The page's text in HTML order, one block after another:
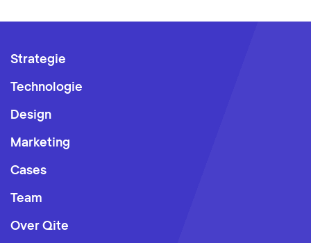
Strategie
Technologie
Design
Marketing
Cases
Team
Over Qite